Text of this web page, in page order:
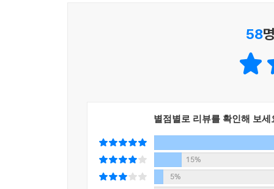
갑자기 기이한 사건이 찾아들지만 그들은 그리
식물로 되살아난 아버지는 살아 있을 때처럼 딸
들어준다. 번역가인 유진은 자신이 사과라고 믿
수영을 가르쳐주는 수영 강사(「이구아나와 나」
자신의 호흡에 쉽게 적응시키고 하고 싶은 이야기
마음의 매듭이 자아낸 일상의 환상
누구를 미워하고 괴로워하고 […]
58
별점별로 리뷰를 확인해 보세
15%
5%